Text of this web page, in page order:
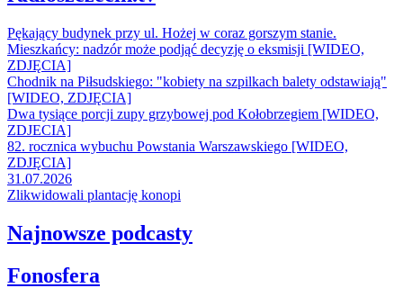
Pękający budynek przy ul. Hożej w coraz gorszym stanie.
Mieszkańcy: nadzór może podjąć decyzję o eksmisji [WIDEO,
ZDJĘCIA]
Chodnik na Piłsudskiego: "kobiety na szpilkach balety odstawiają"
[WIDEO, ZDJĘCIA]
Dwa tysiące porcji zupy grzybowej pod Kołobrzegiem [WIDEO,
ZDJECIA]
82. rocznica wybuchu Powstania Warszawskiego [WIDEO,
ZDJĘCIA]
31.07.2026
Zlikwidowali plantację konopi
Najnowsze podcasty
Fonosfera